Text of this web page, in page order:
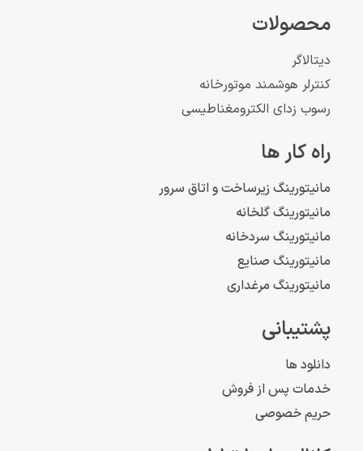
محصولات
دیتالاگر
کنترلر هوشمند موتورخانه
رسوب زدای الکترومغناطیسی
راه کار ها
مانیتورینگ زیرساخت و اتاق سرور
مانیتورینگ گلخانه
مانیتورینگ سردخانه
مانیتورینگ صنایع
مانیتورینگ مرغداری
پشتیبانی
دانلود ها
خدمات پس از فروش
حریم خصوصی